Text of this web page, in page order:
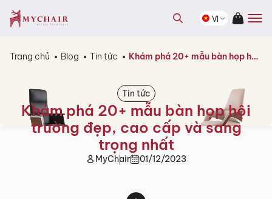
phẩm
Tìm
kiếmVI
Trang chủ Blog Tin tức Khám phá 20+ mẫu bàn họp hội trường đẹp, cao cấp và sang trọng nhất
Tin tức
Khám phá 20+ mẫu bàn họp hội
trường đẹp, cao cấp và sang
trọng nhất
MyChair 01/12/2023